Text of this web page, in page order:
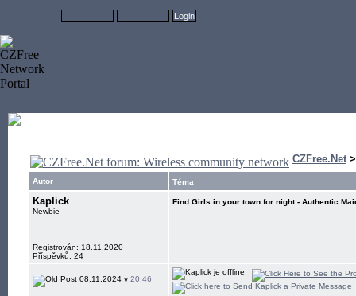
CZFree.Net
Autor Téma
Kaplick
Newbie
Registrován: 18.11.2020
Příspěvků: 24
Find Girls in your town for night - Authentic
08.11.2024 v 20:46